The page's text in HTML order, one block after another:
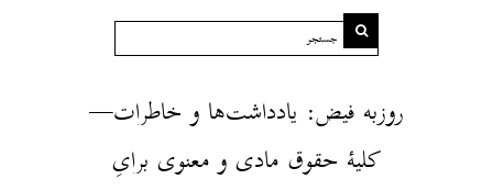
روزبه فیض: یادداشت‌ها و خاطرات—
کلیهٔ حقوق مادی و معنوی برایِ